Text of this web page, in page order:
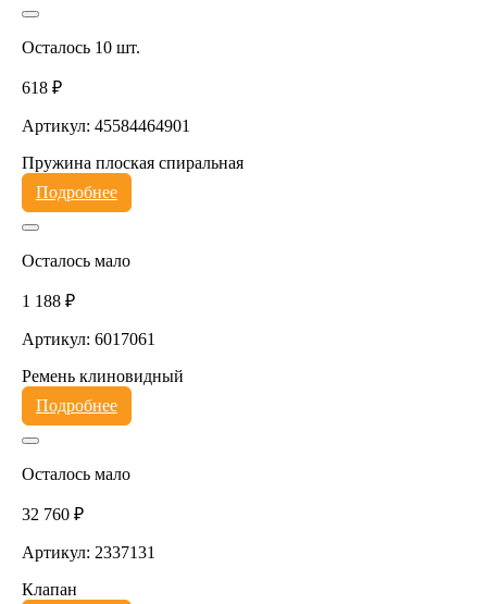
Осталось 10 шт.
618 ₽
Артикул: 45584464901
Пружина плоская спиральная
Подробнее
Осталось мало
1 188 ₽
Артикул: 6017061
Ремень клиновидный
Подробнее
Осталось мало
32 760 ₽
Артикул: 2337131
Клапан